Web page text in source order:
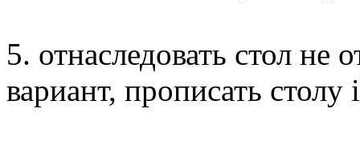
5. отнаследовать стол не
вариант, прописать